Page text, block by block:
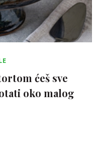
ćeš sve
oko malog